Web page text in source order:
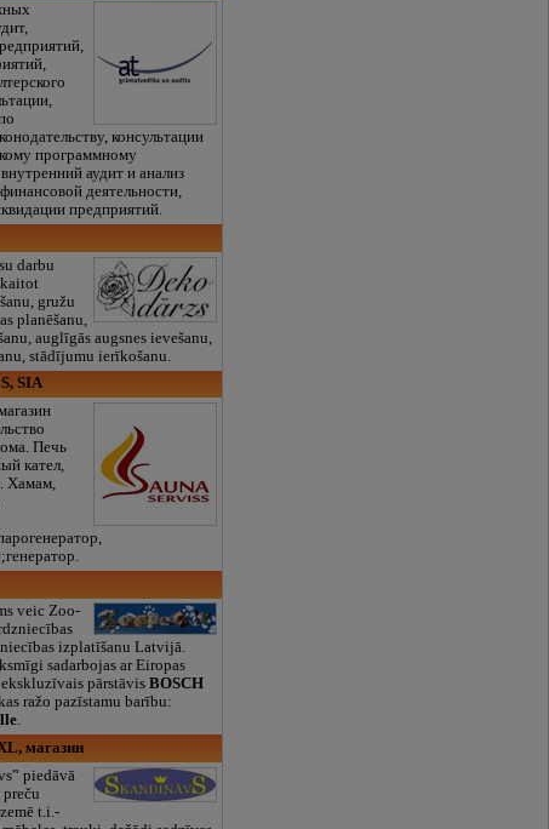
консультации
программному
аудит и анализ
деятельности,
предприятий.
darbu
gružu
planēšanu,
auglīgās augsnes ievešanu,
stādījumu ierīkošanu.
SIA
Печь
кател,
Хамам,
veic Zoo-
izplatīšanu Latvijā.
sadarbojas ar Eiropas
pārstāvisBOSCH
ražo pazīstamu barību:
.
магазин
piedāvā
t.i.-